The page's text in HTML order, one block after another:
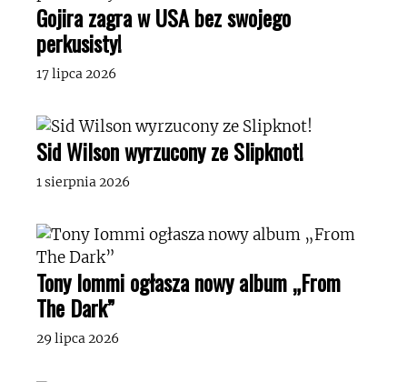
Gojira zagra w USA bez swojego
perkusisty!
17 lipca 2026
Sid Wilson wyrzucony ze Slipknot!
1 sierpnia 2026
Tony Iommi ogłasza nowy album „From
The Dark”
29 lipca 2026